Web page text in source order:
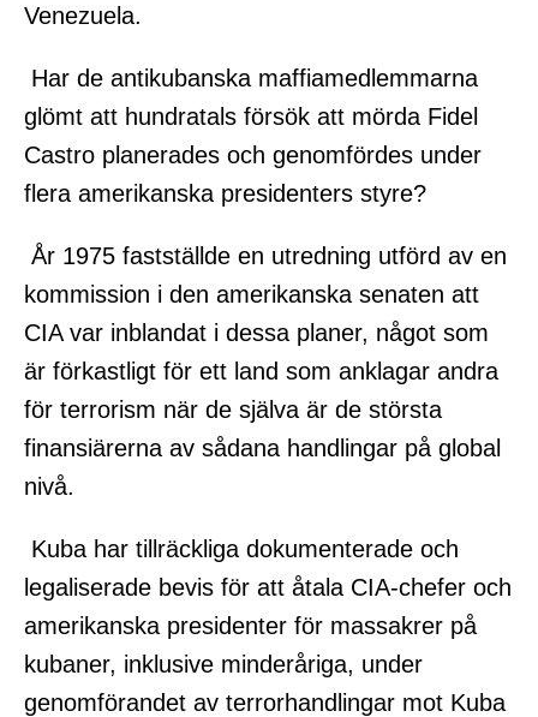
Venezuela.
Har de antikubanska maffiamedlemmarna
glömt att hundratals försök att mörda Fidel
Castro planerades och genomfördes under
flera amerikanska presidenters styre?
År 1975 fastställde en utredning utförd av en
kommission i den amerikanska senaten att
CIA var inblandat i dessa planer, något som
är förkastligt för ett land som anklagar andra
för terrorism när de själva är de största
finansiärerna av sådana handlingar på global
nivå.
Kuba har tillräckliga dokumenterade och
legaliserade bevis för att åtala CIA-chefer och
amerikanska presidenter för massakrer på
kubaner, inklusive minderåriga, under
genomförandet av terrorhandlingar mot Kuba